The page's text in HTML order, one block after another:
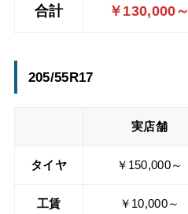
合計 ￥130,000～
205/55R17
実店舗
タイヤ ￥150,000～
工賃 ￥10,000～